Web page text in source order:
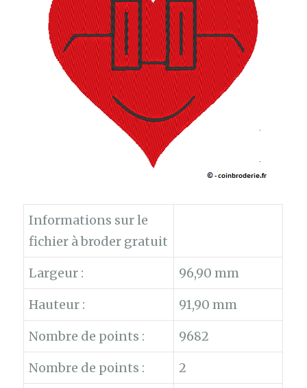
Informations sur le
fichier à broder gratuit
Largeur :
96,90 mm
Hauteur :
91,90 mm
Nombre de points :
9682
Nombre de points :
2